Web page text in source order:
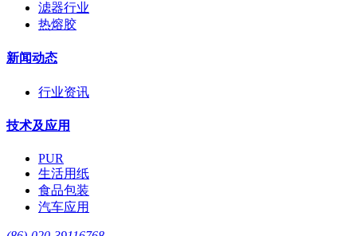
滤器行业
热熔胶
新闻动态
行业资讯
技术及应用
PUR
生活用纸
食品包装
汽车应用